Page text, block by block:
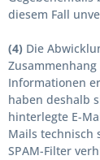
diesem Fall
(4) Die
Informationen
haben deshalb
hinterlegte E-
Mails technisch
SPAM-Filter